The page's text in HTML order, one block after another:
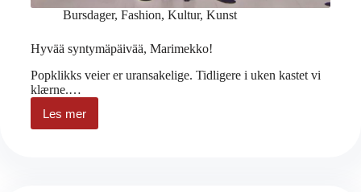
Bursdager, Fashion, Kultur, Kunst
Hyvää syntymäpäivää, Marimekko!
Popklikks veier er uransakelige. Tidligere i uken kastet vi
klærne.…
Les mer
Hyvää
syntymäpäivää,